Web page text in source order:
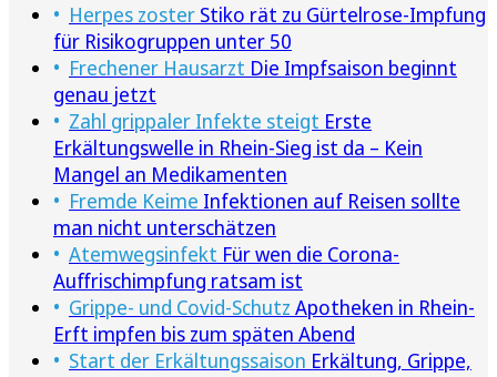
Herpes zoster Stiko rät zu Gürtelrose-Impfung
für Risikogruppen unter 50
Frechener Hausarzt Die Impfsaison beginnt
genau jetzt
Zahl grippaler Infekte steigt Erste
Erkältungswelle in Rhein-Sieg ist da – Kein
Mangel an Medikamenten
Fremde Keime Infektionen auf Reisen sollte
man nicht unterschätzen
Atemwegsinfekt Für wen die Corona-
Auffrischimpfung ratsam ist
Grippe- und Covid-Schutz Apotheken in Rhein-
Erft impfen bis zum späten Abend
Start der Erkältungssaison Erkältung, Grippe,